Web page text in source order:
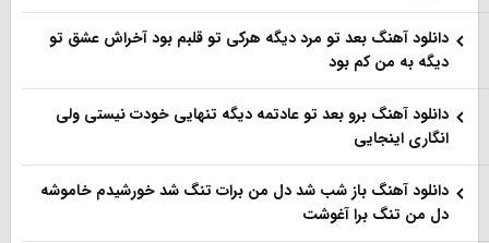
دانلود آهنگ بعد تو مرد دیگه هرکی تو قلبم بود آخراش عشق تو
دیگه به من کم بود
دانلود آهنگ برو بعد تو عادتمه دیگه تنهایی خودت نیستی ولی
انگاری اینجایی
دانلود آهنگ باز شب شد دل من برات تنگ شد خورشیدم خاموشه
دل من تنگ برا آغوشت